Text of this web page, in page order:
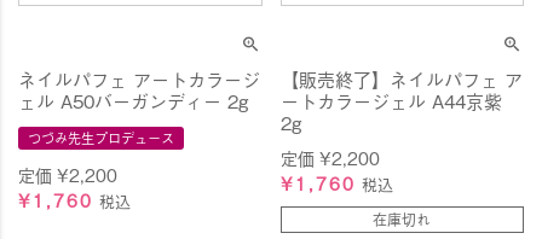
ネイルパフェ アートカラージ
ェル A50バーガンディー 2g
つづみ先生プロデュース
定価¥2,200
¥1,760 税込
【販売終了】ネイルパフェ ア
ートカラージェル A44京紫
2g
定価 ¥2,200
¥1,760 税込
在庫切れ